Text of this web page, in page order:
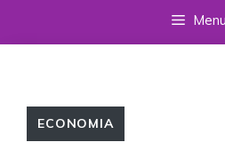
Menu
ECONOMIA